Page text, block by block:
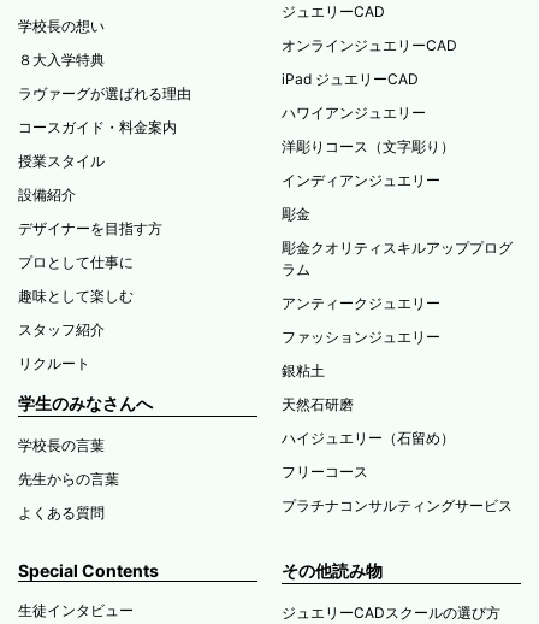
学校長の想い
８大入学特典
ラヴァーグが選ばれる理由
コースガイド・料金案内
授業スタイル
設備紹介
デザイナーを目指す方
プロとして仕事に
趣味として楽しむ
スタッフ紹介
リクルート
学生のみなさんへ
学校長の言葉
先生からの言葉
よくある質問
ジュエリーCAD
オンラインジュエリーCAD
iPad ジュエリーCAD
ハワイアンジュエリー
洋彫りコース（文字彫り）
インディアンジュエリー
彫金
彫金クオリティスキルアッププログ
ラム
アンティークジュエリー
ファッションジュエリー
銀粘土
天然石研磨
ハイジュエリー（石留め）
フリーコース
プラチナコンサルティングサービス
Special Contents
生徒インタビュー
その他読み物
ジュエリーCADスクールの選び方